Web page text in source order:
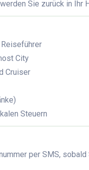
Sie zurück in Ihr
City
Cruiser
Steuern
per SMS,